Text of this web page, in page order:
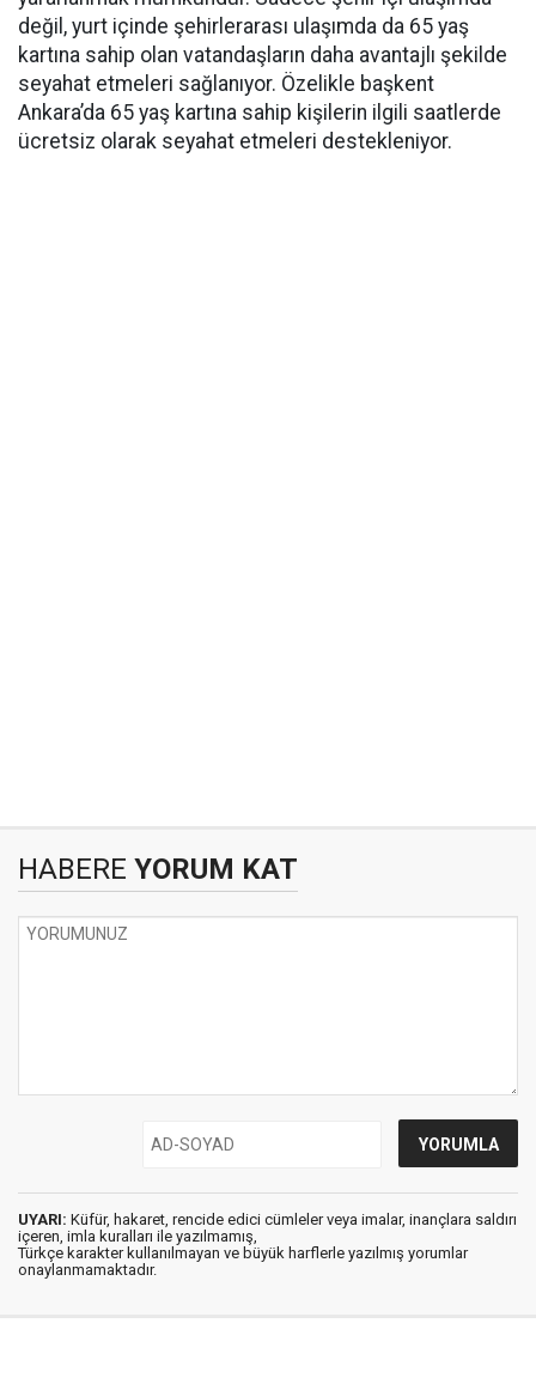
değil, yurt içinde şehirlerarası ulaşımda da 65 yaş
kartına sahip olan vatandaşların daha avantajlı şekilde
seyahat etmeleri sağlanıyor. Özelikle başkent
Ankara’da 65 yaş kartına sahip kişilerin ilgili saatlerde
ücretsiz olarak seyahat etmeleri destekleniyor.
HABERE YORUM KAT
UYARI: Küfür, hakaret, rencide edici cümleler veya imalar, inançlara saldırı
içeren, imla kuralları ile yazılmamış,
Türkçe karakter kullanılmayan ve büyük harflerle yazılmış yorumlar
onaylanmamaktadır.